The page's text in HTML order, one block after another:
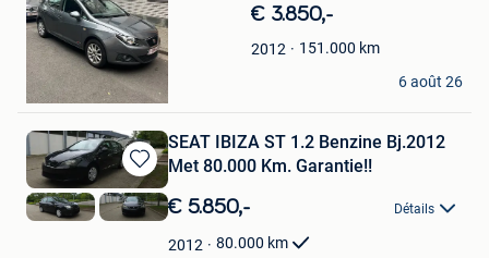
dans
Mes
Favoris
€ 3.850,-
2012 151.000 km
Ess
Berchem
6 août 26
Sauvegarder
dans
Mes
SEAT IBIZA ST 1.2 Benzine Bj.2012
Met 80.000 Km. Garantie!!
€ 5.850,- Détails
2012 80.000 km